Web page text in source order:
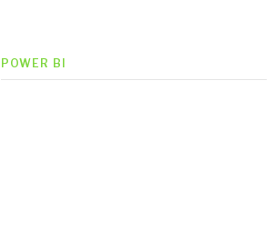
POWER BI